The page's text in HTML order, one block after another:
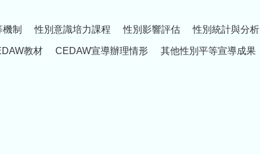
制 性別意識培力課程 性別影響評估 性別統計與分析
教材 CEDAW宣導辦理情形 其他性別平等宣導成果